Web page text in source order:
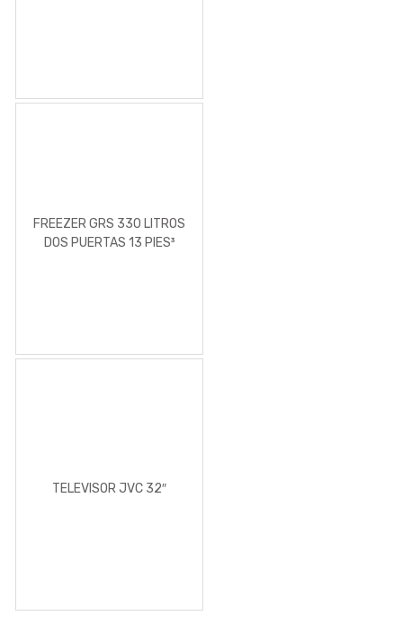
FREEZER GRS 330 LITROS
DOS PUERTAS 13 PIES³
TELEVISOR JVC 32″